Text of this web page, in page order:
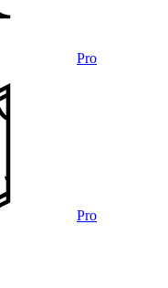
Pro
Pro